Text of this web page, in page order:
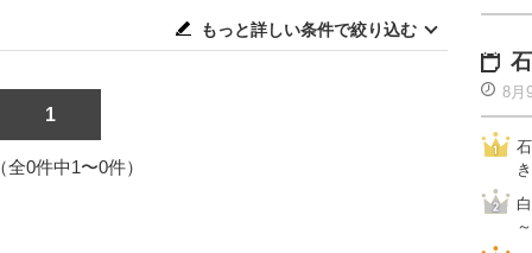
もっと詳しい条件で絞り込む
1
全0件中1〜0件）
8月